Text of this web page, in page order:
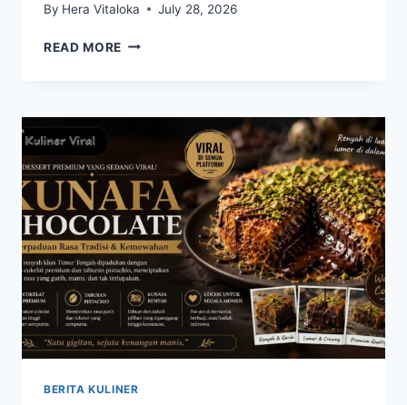
By Hera Vitaloka July 28, 2026
READ MORE TACO
POPULER,
PERPADUAN
EMPUK
DAN
KUAH
GURIH
YANG
MENGGODA
BERITA KULINER